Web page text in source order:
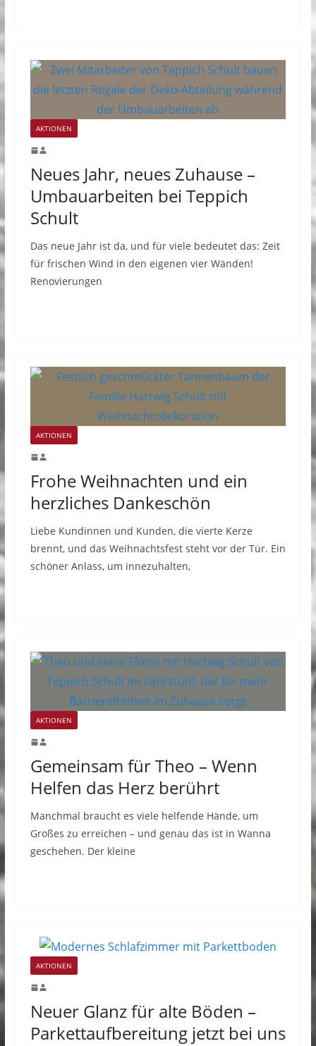
AKTIONEN
Neues Jahr, neues Zuhause –
Umbauarbeiten bei Teppich
Schult
Das neue Jahr ist da, und für viele bedeutet das: Zeit
für frischen Wind in den eigenen vier Wänden!
Renovierungen
AKTIONEN
Frohe Weihnachten und ein
herzliches Dankeschön
Liebe Kundinnen und Kunden, die vierte Kerze
brennt, und das Weihnachtsfest steht vor der Tür. Ein
schöner Anlass, um innezuhalten,
AKTIONEN
Gemeinsam für Theo – Wenn
Helfen das Herz berührt
Manchmal braucht es viele helfende Hände, um
Großes zu erreichen – und genau das ist in Wanna
geschehen. Der kleine
AKTIONEN
Neuer Glanz für alte Böden –
Parkettaufbereitung jetzt bei uns